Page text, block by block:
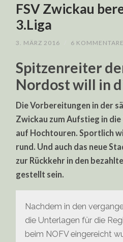
FSV Zwickau
3.Liga
3. MÄRZ 2016 6 KOMMENTARE
Spitzenreiter
Nordost will in
Die Vorbereitungen in der
Zwickau zum Aufstieg in
auf Hochtouren. Sportlich
rund. Und auch das neue
zur Rückkehr in den
gestellt sein.
Nachdem in den
die Unterlagen für die
beim NOFV eingereicht